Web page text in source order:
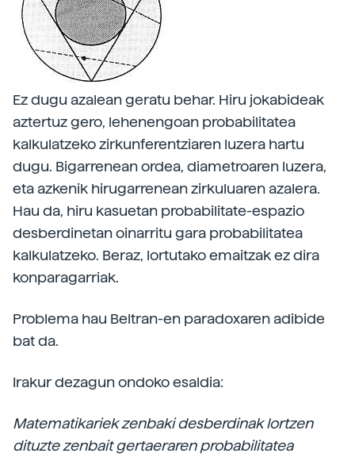
Ez dugu azalean geratu behar. Hiru jokabideak
aztertuz gero, lehenengoan probabilitatea
kalkulatzeko zirkunferentziaren luzera hartu
dugu. Bigarrenean ordea, diametroaren luzera,
eta azkenik hirugarrenean zirkuluaren azalera.
Hau da, hiru kasuetan probabilitate-espazio
desberdinetan oinarritu gara probabilitatea
kalkulatzeko. Beraz, lortutako emaitzak ez dira
konparagarriak.
Problema hau Beltran-en paradoxaren adibide
bat da.
Irakur dezagun ondoko esaldia:
Matematikariek zenbaki desberdinak lortzen
dituzte zenbait gertaeraren probabilitatea